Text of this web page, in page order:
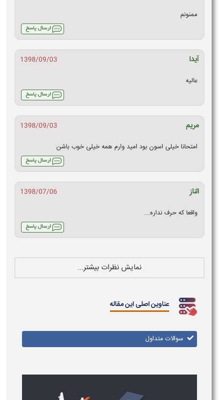
ممنونم
آیدا
1398/09/03
عالیه
مریم
1398/09/03
امتحانا خیلی اسون بود امید وارم همه خیلی خوب باشن
الناز
1398/07/06
واقعا که حرف نداره...
نمایش نظرات بیشتر...
عناوین اصلی این مقاله
سوالات متداول